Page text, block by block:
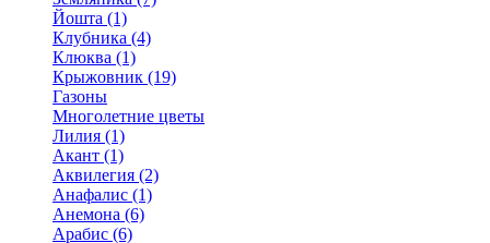
Йошта (1)
Клубника (4)
Клюква (1)
Крыжовник (19)
Газоны
Многолетние цветы
Лилия (1)
Акант (1)
Аквилегия (2)
Анафалис (1)
Анемона (6)
Арабис (6)